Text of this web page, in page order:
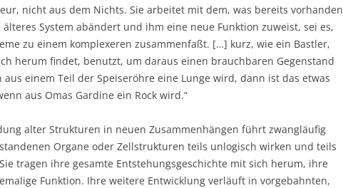
nicht aus dem Nichts. Sie arbeitet mit dem, was bereits vorhanden
System abändert und ihm eine neue Funktion zuweist, sei es,
zu einem komplexeren zusammenfaßt. […] kurz, wie ein Bastler,
herum findet, benutzt, um daraus einen brauchbaren Gegenstand
einem Teil der Speiseröhre eine Lunge wird, dann ist das etwas
aus Omas Gardine ein Rock wird.“
alter Strukturen in neuen Zusammenhängen führt zwangläufig
Organe oder Zellstrukturen teils unlogisch wirken und teils
tragen ihre gesamte Entstehungsgeschichte mit sich herum, ihre
Funktion. Ihre weitere Entwicklung verläuft in vorgebahnten,